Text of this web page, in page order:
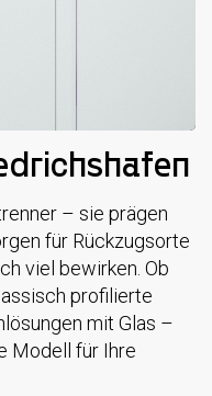
– sie prägen
für Rückzugsorte
viel bewirken. Ob
profilierte
mit Glas –
Modell für Ihre